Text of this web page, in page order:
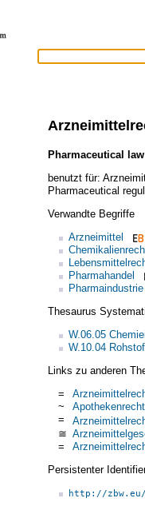
Pharmaceutical law
benutzt für:
Pharmaceutical
Verwandte Begriffe
Arzneimittel
Pharmahandel
Pharmaindustrie
Thesaurus
W.06.05
W.10.04
Links zu anderen
=
~
Apothekenrecht
=
≅
=
Persistenter
http://